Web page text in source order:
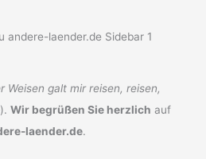
Weisen galt mir reisen, reisen,
).Wir begrüßen Sie herzlich auf
laender.de.